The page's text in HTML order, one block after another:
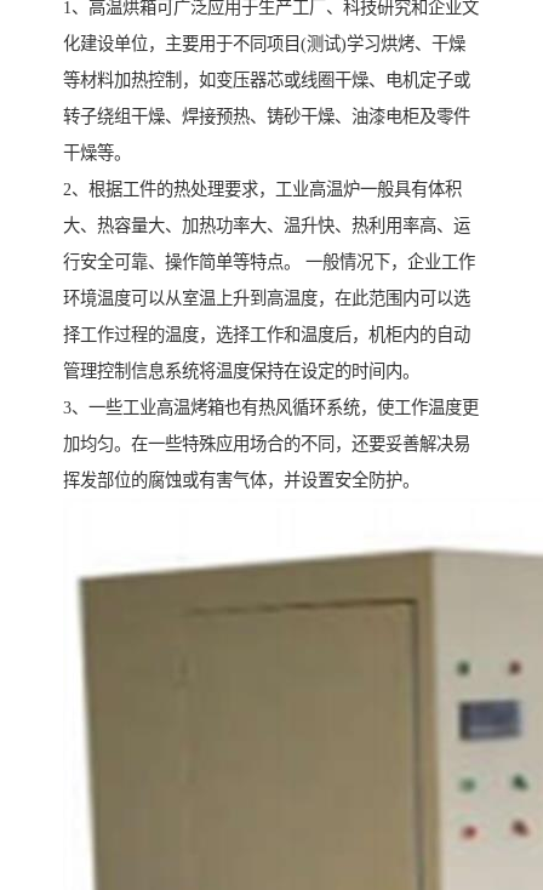
1、高温烘箱可广泛应用于生产工厂、科技研究和企业文
化建设单位，主要用于不同项目(测试)学习烘烤、干燥
等材料加热控制，如变压器芯或线圈干燥、电机定子或
转子绕组干燥、焊接预热、铸砂干燥、油漆电柜及零件
干燥等。
2、根据工件的热处理要求，工业高温炉一般具有体积
大、热容量大、加热功率大、温升快、热利用率高、运
行安全可靠、操作简单等特点。 一般情况下，企业工作
环境温度可以从室温上升到高温度，在此范围内可以选
择工作过程的温度，选择工作和温度后，机柜内的自动
管理控制信息系统将温度保持在设定的时间内。
3、一些工业高温烤箱也有热风循环系统，使工作温度更
加均匀。在一些特殊应用场合的不同，还要妥善解决易
挥发部位的腐蚀或有害气体，并设置安全防护。